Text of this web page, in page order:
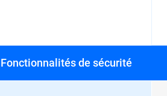
Fonctionnalités de sécurité